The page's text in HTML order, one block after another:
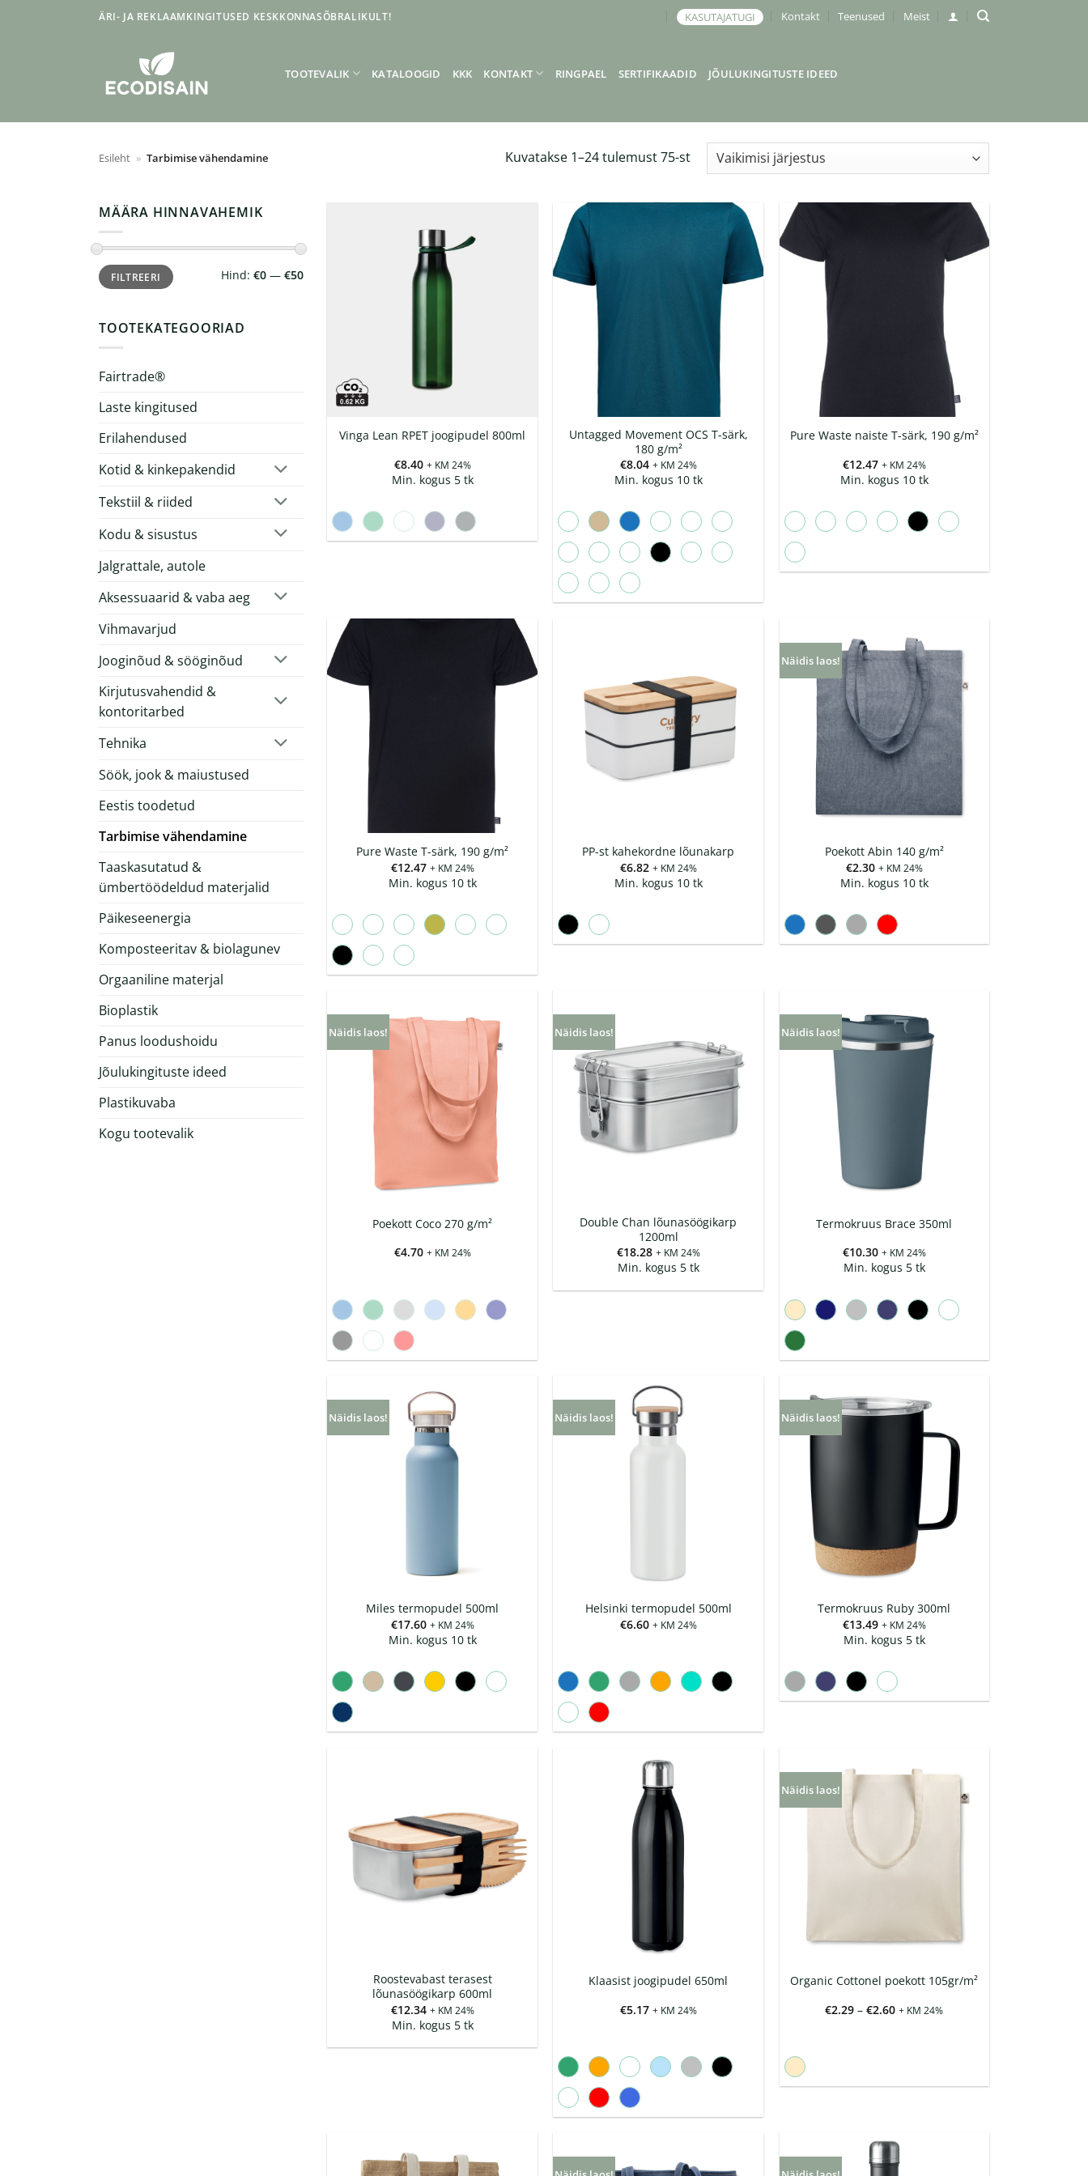
ÄRI- JA REKLAAMKINGITUSED KESKKONNASÕBRALIKULT! KASUTAJATUGI Kontakt Teenused Meist
TOOTEVALIK KATALOOGID KKK KONTAKT RINGPAEL SERTIFIKAADID JÕULUKINGITUSTE IDEED
Esileht » Tarbimise vähendamine Kuvatakse 1–24 tulemust 75-st
MÄÄRA HINNAVAHEMIK
Minimaalne
hind
Maksimaalne
hindFILTREERI Hind: €0— €50
TOOTEKATEGOORIAD
Fairtrade®
Laste kingitused
Erilahendused
Kotid & kinkepakendid
Tekstiil & riided
Kodu & sisustus
Jalgrattale, autole
Aksessuaarid & vaba aeg
Vihmavarjud
Jooginõud & sööginõud
Kirjutusvahendid &
kontoritarbed
Tehnika
Söök, jook & maiustused
Eestis toodetud
Tarbimise vähendamine
Taaskasutatud &
ümbertöödeldud materjalid
Päikeseenergia
Komposteeritav & biolagunev
Orgaaniline materjal
Bioplastik
Panus loodushoidu
Jõulukingituste ideed
Plastikuvaba
Kogu tootevalik
Vinga Lean RPET joogipudel 800ml
€8.40 + KM 24%
Min. kogus 5 tk
Untagged Movement OCS T-särk,
180 g/m²
€8.04 + KM 24%
Min. kogus 10 tk
Pure Waste naiste T-särk, 190 g/m²
€12.47 + KM 24%
Min. kogus 10 tk
Pure Waste T-särk, 190 g/m²
€12.47 + KM 24%
Min. kogus 10 tk
PP-st kahekordne lõunakarp
€6.82 + KM 24%
Min. kogus 10 tk
Näidis laos!
Poekott Abin 140 g/m²
€2.30 + KM 24%
Min. kogus 10 tk
Näidis laos!
Poekott Coco 270 g/m²
€4.70 + KM 24%
Näidis laos!
Double Chan lõunasöögikarp
1200ml
€18.28 + KM 24%
Min. kogus 5 tk
Näidis laos!
Termokruus Brace 350ml
€10.30 + KM 24%
Min. kogus 5 tk
Näidis laos!
Miles termopudel 500ml
€17.60 + KM 24%
Min. kogus 10 tk
Näidis laos!
Helsinki termopudel 500ml
€6.60 + KM 24%
Näidis laos!
Termokruus Ruby 300ml
€13.49 + KM 24%
Min. kogus 5 tk
Roostevabast terasest
lõunasöögikarp 600ml
€12.34 + KM 24%
Min. kogus 5 tk
Klaasist joogipudel 650ml
€5.17 + KM 24%
Näidis laos!
Organic Cottonel poekott 105gr/m²
€2.29 – €2.60Hinnavahemik:
+ KM 24%